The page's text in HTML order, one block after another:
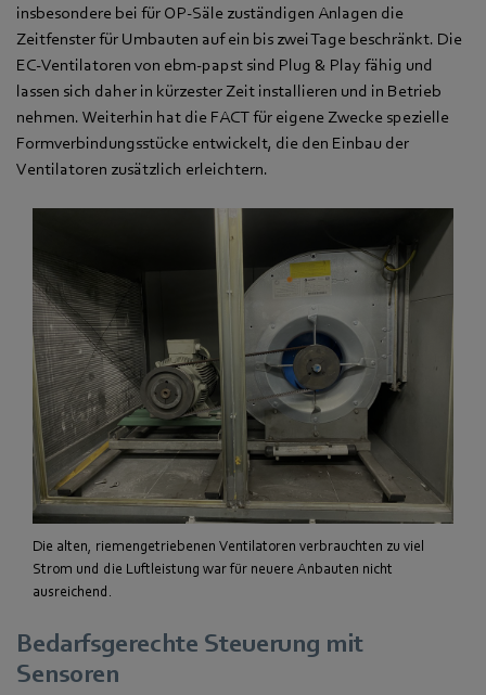
insbesondere bei für OP-Säle zuständigen Anlagen die
Zeitfenster für Umbauten auf ein bis zwei Tage beschränkt. Die
EC-Ventilatoren von ebm‑papst sind Plug & Play fähig und
lassen sich daher in kürzester Zeit installieren und in Betrieb
nehmen. Weiterhin hat die FACT für eigene Zwecke spezielle
Formverbindungsstücke entwickelt, die den Einbau der
Ventilatoren zusätzlich erleichtern.
Die alten, riemengetriebenen Ventilatoren verbrauchten zu viel
Strom und die Luftleistung war für neuere Anbauten nicht
ausreichend.
Bedarfsgerechte Steuerung mit
Sensoren